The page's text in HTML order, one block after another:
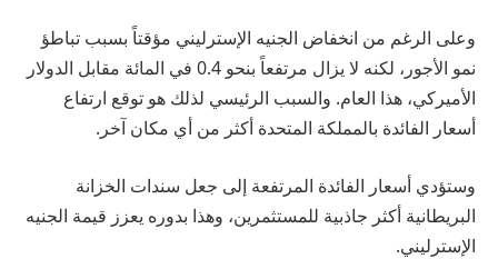
وعلى الرغم من انخفاض الجنيه الإسترليني مؤقتاً بسبب تباطؤ
نمو الأجور، لكنه لا يزال مرتفعاً بنحو 0.4 في المائة مقابل الدولار
الأميركي، هذا العام. والسبب الرئيسي لذلك هو توقع ارتفاع
أسعار الفائدة بالمملكة المتحدة أكثر من أي مكان آخر.
وستؤدي أسعار الفائدة المرتفعة إلى جعل سندات الخزانة
البريطانية أكثر جاذبية للمستثمرين، وهذا بدوره يعزز قيمة الجنيه
الإسترليني.